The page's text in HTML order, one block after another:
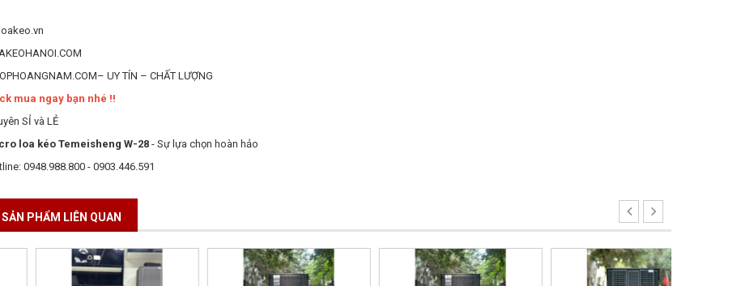
UY TÍN – CHẤT LƯỢNG
mua ngay bạn nhé !!
SỈ và LẺ
loa kéo Temeisheng W-28- Sự lựa chọn hoàn hảo
0948.988.800 - 0903.446.591
SẢN PHẨM LIÊN QUAN
- 10%